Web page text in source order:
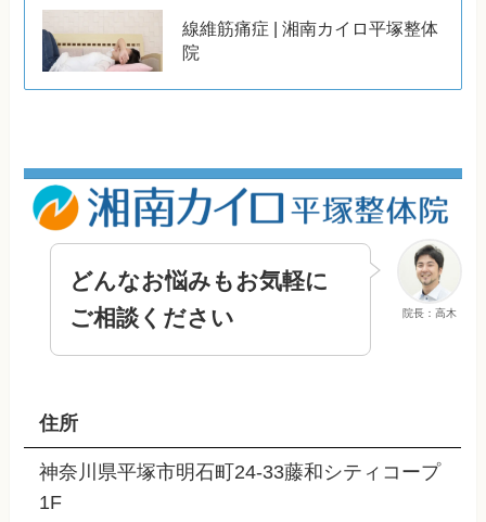
線維筋痛症 | 湘南カイロ平塚整体
院
院長：高木
どんなお悩みもお気軽に
ご相談ください
住所
神奈川県平塚市明石町24-33藤和シティコープ
1F